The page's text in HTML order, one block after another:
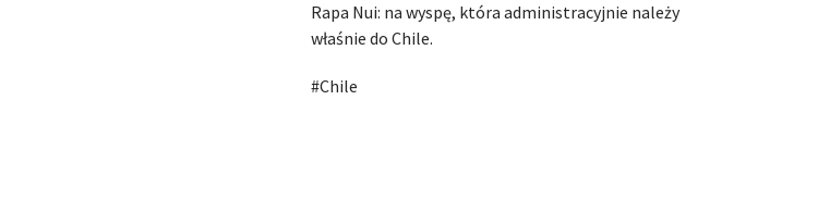
Rapa Nui: na wyspę, która administracyjnie należy
właśnie do Chile.
#Chile